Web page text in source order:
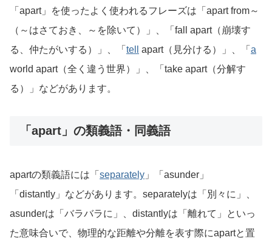
「apart」を使ったよく使われるフレーズは「apart from～
（～はさておき、～を除いて）」、「fall apart（崩壊す
る、仲たがいする）」、「 tell apart（見分ける）」、「 a
world apart（全く違う世界）」、「take apart（分解す
る）」などがあります。
「apart」の類義語・同義語
apartの類義語には「 separately 」「asunder」
「distantly」などがあります。separatelyは「別々に」、
asunderは「バラバラに」、distantlyは「離れて」といっ
た意味合いで、物理的な距離や分離を表す際にapartと置